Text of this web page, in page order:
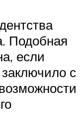
Подобная
если
заключило с